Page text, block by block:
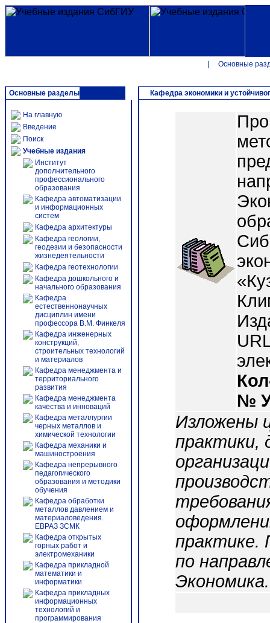
Основные
Основные разделы
На главную
Введение
Поиск
Учебные издания
Институт
дополнительного
профессионального
образования
Кафедра автоматизации
и информационных
систем
Кафедра архитектуры
Кафедра геологии,
геодезии и безопасности
жизнедеятельности
Кафедра геотехнологии
Кафедра дошкольного и
начального образования
Кафедра
естественнонаучных
дисциплин имени
профессора В.М. Финкеля
Кафедра инженерных
конструкций,
строительных технологий
и материалов
Кафедра менеджмента и
территориального
развития
Кафедра менеджмента
качества и инноваций
Кафедра металлургии
черных металлов и
химической технологии
Кафедра механики и
машиностроения
Кафедра непрерывного
педагогического
образования и методики
обучения
Кафедра обработки
металлов давлением и
материаловедения.
ЕВРАЗ ЗСМК
Кафедра открытых
горных работ и
электромеханики
Кафедра прикладной
математики и
информатики
Кафедра прикладных
информационных
технологий и
программирования
Кафедра экономики и
№
Изложены
практики,
практике.
по
Экономика.